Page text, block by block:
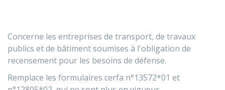
Concerne les entreprises de transport, de travaux
publics et de bâtiment soumises à l'obligation de
recensement pour les besoins de défense.
Remplace les formulaires cerfa n°13572*01 et